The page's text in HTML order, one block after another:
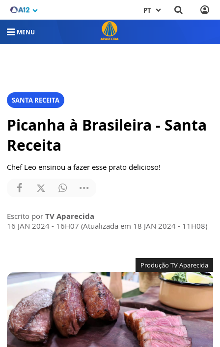
PT
MENU
SANTA RECEITA
Picanha à Brasileira - Santa
Receita
Chef Leo ensinou a fazer esse prato delicioso!
Escrito por TV Aparecida
16 JAN 2024 - 16H07 (Atualizada em 18 JAN 2024 - 11H08)
Produção TV Aparecida